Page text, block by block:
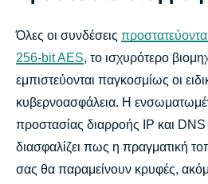
Όλες οι συνδέσεις
256-bit AES, το ισχυρότερο
εμπιστεύονται παγκοσμίως οι
κυβερνοασφάλεια. Η
προστασίας διαρροής IP και
διασφαλίζει πως η πραγματική
σας θα παραμείνουν κρυφές,